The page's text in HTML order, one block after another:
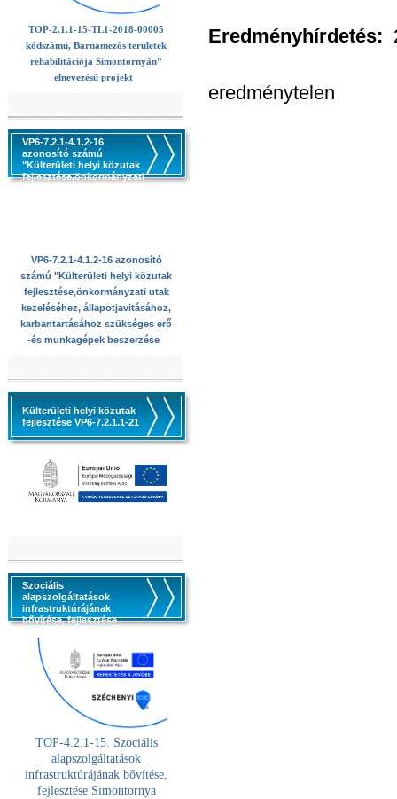
TOP-2.1.1-15-TL1-2018-00005
kódszámú, Barnamezős területek
rehabilitációja Simontornyán”
elnevezésű projekt
VP6-7.2.1-4.1.2-16
azonosító számú
"Külterületi helyi közutak
fejlesztése,önkormányzati
VP6-7.2.1-4.1.2-16 azonosító
számú "Külterületi helyi közutak
fejlesztése,önkormányzati utak
kezeléséhez, állapotjavitásához,
karbantartásához szükséges erő
-és munkagépek beszerzése
Külterületi helyi közutak
fejlesztése VP6-7.2.1.1-21
Szociális
alapszolgáltatások
infrastruktúrájának
bővítése, fejlesztése
TOP-4.2.1-15. Szociális
alapszolgáltatások
infrastruktúrájának bővítése,
fejlesztése Simontornya
Eredményhírdetés:
eredménytelen